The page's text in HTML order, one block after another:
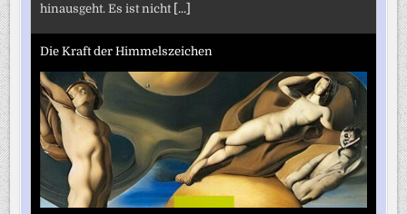
hinausgeht. Es ist nicht [...]
Die Kraft der Himmelszeichen